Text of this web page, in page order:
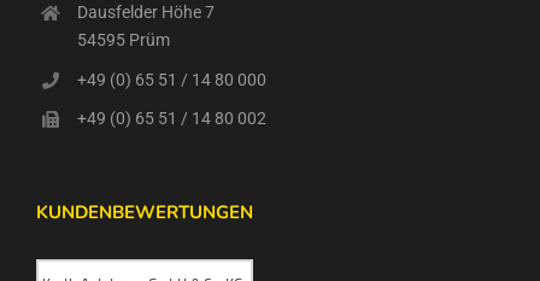
Dausfelder Höhe 7
54595 Prüm
+49 (0) 65 51 / 14 80 000
+49 (0) 65 51 / 14 80 002
KUNDENBEWERTUNGEN